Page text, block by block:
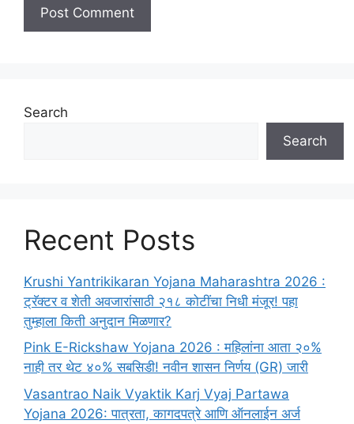
Search
Search
Recent Posts
Krushi Yantrikikaran Yojana Maharashtra 2026 :
ट्रॅक्टर व शेती अवजारांसाठी २१८ कोटींचा निधी मंजूर! पहा
तुम्हाला किती अनुदान मिळणार?
Pink E-Rickshaw Yojana 2026 : महिलांना आता २०%
नाही तर थेट ४०% सबसिडी! नवीन शासन निर्णय (GR) जारी
Vasantrao Naik Vyaktik Karj Vyaj Partawa
Yojana 2026: पात्रता, कागदपत्रे आणि ऑनलाईन अर्ज